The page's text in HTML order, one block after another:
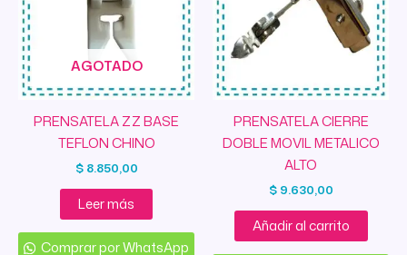
AGOTADO
PRENSATELA ZZ BASE
TEFLON CHINO
$8.850,00
Leer más
Comprar por WhatsApp
PRENSATELA CIERRE
DOBLE MOVIL METALICO
ALTO
$9.630,00
Añadir al carrito